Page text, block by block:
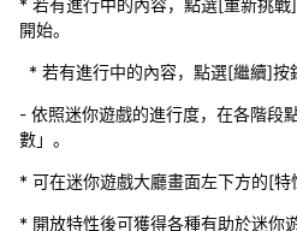
* 若有進行中的內容，點選[重新挑
開始。
* 若有進行中的內容，點選[繼續]按
- 依照迷你遊戲的進行度，在各階段
數」。
* 可在迷你遊戲大廳畫面左下方的[特
* 開放特性後可獲得各種有助於迷你